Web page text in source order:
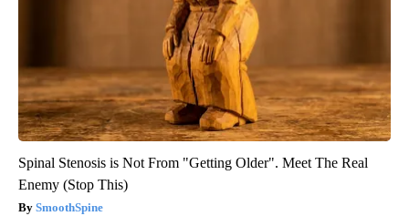
Spinal Stenosis is Not From "Getting Older". Meet The Real
Enemy (Stop This)
SmoothSpine